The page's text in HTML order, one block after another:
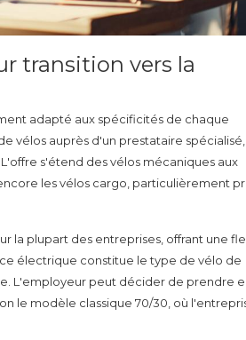
transition vers la
adapté aux spécificités de chaque
vélos auprès d'un prestataire
s'étend des vélos mécaniques aux
les vélos cargo, particulièrement
la plupart des entreprises, offrant une
électrique constitue le type de vélo de
L'employeur peut décider de prendre
le modèle classique 70/30, où